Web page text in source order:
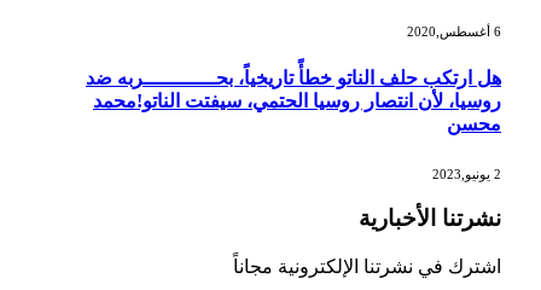
هل ارتكب حلف الناتو خطأً تاريخياً، بحــــــــــــربه ضد
روسيا، لأن انتصار روسيا الحتمي، سيفتت الناتو!محمد
محسن
نشرتنا الأخبارية
اشترك في نشرتنا الإلكترونية مجاناً